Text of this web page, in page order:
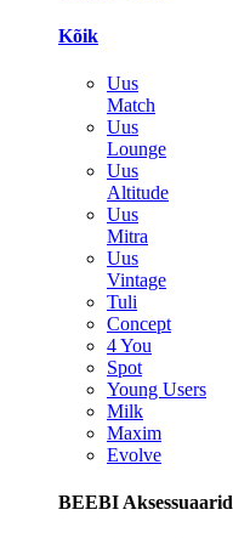
Kõik
Uus
Match
Uus
Lounge
Uus
Altitude
Uus
Mitra
Uus
Vintage
Tuli
Concept
4 You
Spot
Young Users
Milk
Maxim
Evolve
BEEBI Aksessuaarid